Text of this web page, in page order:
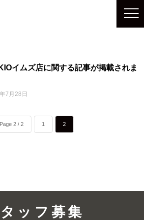
イムズ店に関する記事が掲載されま
7月28日
Page 2 / 2 1 2
ッフ募集